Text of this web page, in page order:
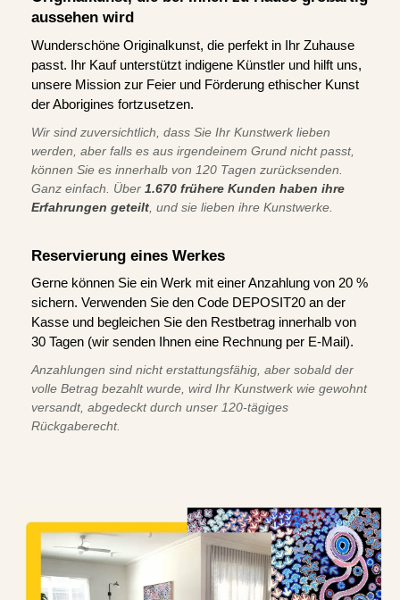
aussehen wird
Wunderschöne Originalkunst, die perfekt in Ihr Zuhause
passt. Ihr Kauf unterstützt indigene Künstler und hilft uns,
unsere Mission zur Feier und Förderung ethischer Kunst
der Aborigines fortzusetzen.
Wir sind zuversichtlich, dass Sie Ihr Kunstwerk lieben
werden, aber falls es aus irgendeinem Grund nicht passt,
können Sie es innerhalb von 120 Tagen zurücksenden.
Ganz einfach. Über 1.670 frühere Kunden haben ihre
Erfahrungen geteilt , und sie lieben ihre Kunstwerke.
Reservierung eines Werkes
Gerne können Sie ein Werk mit einer Anzahlung von 20 %
sichern. Verwenden Sie den Code DEPOSIT20 an der
Kasse und begleichen Sie den Restbetrag innerhalb von
30 Tagen (wir senden Ihnen eine Rechnung per E-Mail).
Anzahlungen sind nicht erstattungsfähig, aber sobald der
volle Betrag bezahlt wurde, wird Ihr Kunstwerk wie gewohnt
versandt, abgedeckt durch unser 120-tägiges
Rückgaberecht.